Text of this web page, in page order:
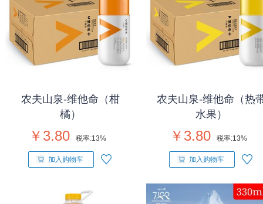
农夫山泉-维他命（柑
橘）
￥3.80 税率:13%
加入购物车
农夫山泉-维他命（热
水果）
￥3.80 税率:13%
加入购物车